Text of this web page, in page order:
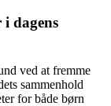
dagens
ved at fremme
sammenhold
for både børn